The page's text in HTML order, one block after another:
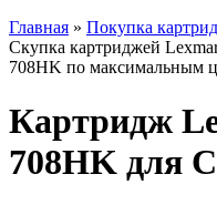
Главная » Покупка
Скупка картриджей
708HK по максимальным
Картридж
708HK для